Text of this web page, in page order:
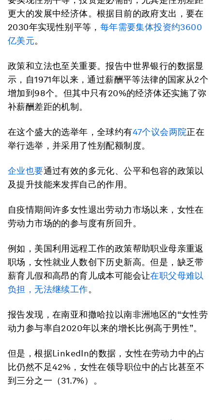
更大的发展中经济体。根据目前的政府支出，要在
2030年实现性别平等， 每年需要集体投资约3600
亿美元。
政策和立法也至关重要。报告中世界银行的数据显
示，自1971年以来，通过薪酬平等法律的国家从2个
增加到98个。但其中只有20%的经济体还实施了弥
补薪酬差距的机制。
在这个盛大的选举年，全球约有47个议会两院正在
举行选举，并采用了性别配额制度。
企业也要通过有效的多元化、公平和包容的政策以
及提升技能来发挥自己的作用。
自疫情期间许多女性退出劳动力市场以来，女性在
劳动力市场的的参与度有所回升。
例如，美国利用远程工作的政策帮助职业母亲重返
职场，女性就业人数创下历史新高。但是，缺乏带
薪育儿假和高昂的育儿成本可能会让在职父母难以
负担，无法继续工作。
报告发现，在南亚和撒哈拉以南非洲地区的“女性劳
动力参与率自2020年以来的增长比例高于男性”。
但是，根据LinkedIn的数据，女性在劳动力中的占
比仍然不足42%，女性在领导职位中的占比甚至不
到三分之一（31.7%）。